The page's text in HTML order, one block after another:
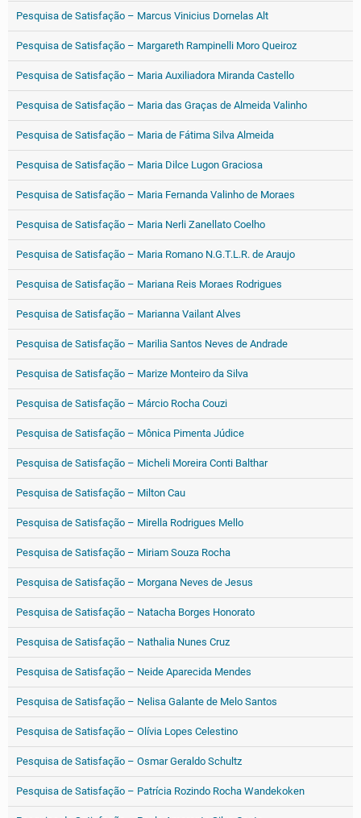
Pesquisa de Satisfação – Marcus Vinicius Dornelas Alt
Pesquisa de Satisfação – Margareth Rampinelli Moro Queiroz
Pesquisa de Satisfação – Maria Auxiliadora Miranda Castello
Pesquisa de Satisfação – Maria das Graças de Almeida Valinho
Pesquisa de Satisfação – Maria de Fátima Silva Almeida
Pesquisa de Satisfação – Maria Dilce Lugon Graciosa
Pesquisa de Satisfação – Maria Fernanda Valinho de Moraes
Pesquisa de Satisfação – Maria Nerli Zanellato Coelho
Pesquisa de Satisfação – Maria Romano N.G.T.L.R. de Araujo
Pesquisa de Satisfação – Mariana Reis Moraes Rodrigues
Pesquisa de Satisfação – Marianna Vailant Alves
Pesquisa de Satisfação – Marilia Santos Neves de Andrade
Pesquisa de Satisfação – Marize Monteiro da Silva
Pesquisa de Satisfação – Márcio Rocha Couzi
Pesquisa de Satisfação – Mônica Pimenta Júdice
Pesquisa de Satisfação – Micheli Moreira Conti Balthar
Pesquisa de Satisfação – Milton Cau
Pesquisa de Satisfação – Mirella Rodrigues Mello
Pesquisa de Satisfação – Miriam Souza Rocha
Pesquisa de Satisfação – Morgana Neves de Jesus
Pesquisa de Satisfação – Natacha Borges Honorato
Pesquisa de Satisfação – Nathalia Nunes Cruz
Pesquisa de Satisfação – Neide Aparecida Mendes
Pesquisa de Satisfação – Nelisa Galante de Melo Santos
Pesquisa de Satisfação – Olívia Lopes Celestino
Pesquisa de Satisfação – Osmar Geraldo Schultz
Pesquisa de Satisfação – Patrícia Rozindo Rocha Wandekoken